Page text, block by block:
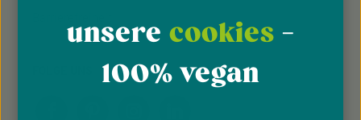
unsere cookies -
100% vegan